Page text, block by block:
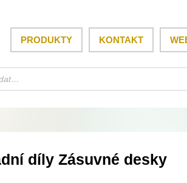
PRODUKTY KONTAKT
díly Zásuvné desky